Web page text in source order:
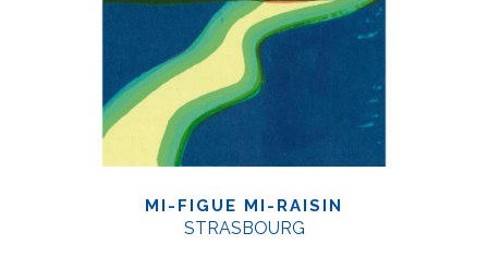
MI-FIGUE MI-RAISIN
STRASBOURG